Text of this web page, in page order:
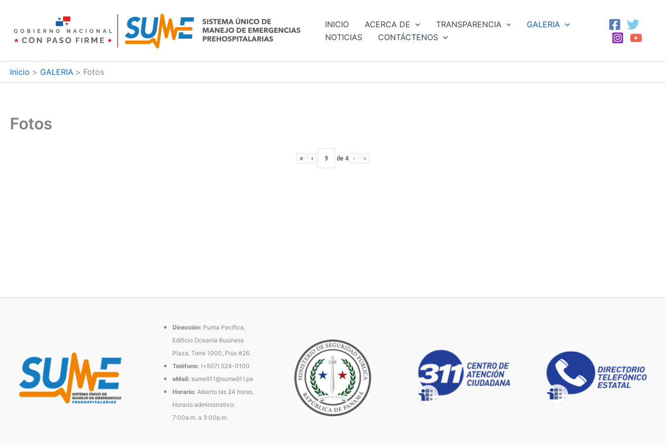
contenido
INICIO ACERCA DE TRANSPARENCIA
GALERIA
NOTICIAS
CONTÁCTENOS
Inicio GALERIA Fotos
Fotos
« ‹ de 4 › »
Dirección: Punta Pacífica,
Edificio Oceanía Business
Plaza, Torre 1000, Piso #26.
Teléfono: (+507) 524-0100
eMail: sume911@sume911.pa
Horario: Abierto las 24 horas,
Horario administrativo:
7:00a.m. a 3:00p.m.